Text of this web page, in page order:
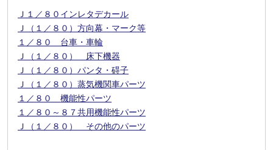
Ｊ１／８０インレタデカール
Ｊ（１／８０）方向幕・マーク等
１／８０ 台車・車輪
Ｊ（１／８０） 床下機器
Ｊ（１／８０）パンタ・碍子
Ｊ（１／８０）蒸気機関車パーツ
１／８０ 機能性パーツ
１／８０～８７共用機能性パーツ
Ｊ（１／８０） その他のパーツ